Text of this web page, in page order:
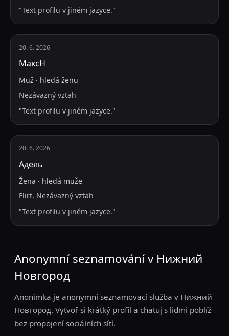
"Text profilu v jiném jazyce."
20. 6. 2026
МаксН
Muž · hledá ženu
Nezávazný vztah
"Text profilu v jiném jazyce."
20. 6. 2026
Адель
Žena · hledá muže
Flirt, Nezávazný vztah
"Text profilu v jiném jazyce."
Anonymní seznamování v Нижний
Новгород
Anonimka je anonymní seznamovací služba v Нижний
Новгород. Vytvoř si krátký profil a chatuj s lidmi poblíž
bez propojení sociálních sítí.